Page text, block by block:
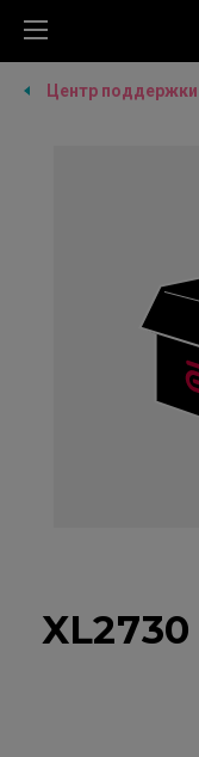
Центр поддержки
XL2730